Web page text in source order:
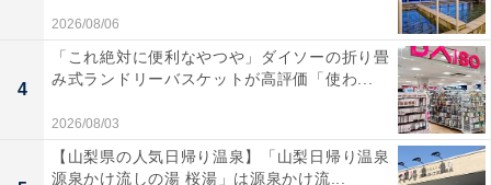
ユーザーからは「3台同時に使えて便利」「デスク周り
がスッキリする」という声があがっています。一方で、
「同時使用時は出力が下がる」という声も。外出や在宅
ワークの人には、おすすめの商品といえそうです。
2026/08/06
4
「これ絶対に便利なやつや」ダイソーの折り畳
み式ランドリーバスケットが高評価「使わ...
2026/08/03
【山梨県の人気日帰り温泉】「山梨日帰り温泉
源泉かけ流しの湯 桜湯」は源泉かけ流...